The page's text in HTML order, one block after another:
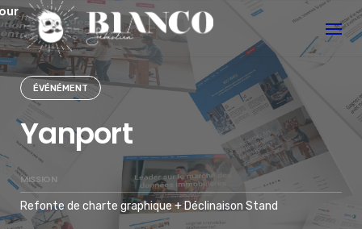
S
k
i
p
o
n
ÉVÉNÉMENT
Yanport
MISSION
Refonte de charte graphique + Déclinaison Stand